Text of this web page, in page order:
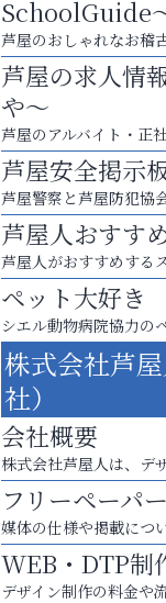
おそうじ本舗芦
梅雨でカビが繁殖する
エアコン掃除は“今”が最
芦屋インター
ール
SchoolGuide
芦屋のおしゃれなお稽
芦屋の求人情
や～
芦屋のアルバイト・正
芦屋安全掲示
芦屋警察と芦屋防犯協
芦屋人おすす
芦屋人がおすすめする
ペット大好き
シエル動物病院協力の
株式会社芦
社）
会社概要
株式会社芦屋人は、デ
フリーペーパ
媒体の仕様や掲載につ
WEB・DTP制
デザイン制作の料金や